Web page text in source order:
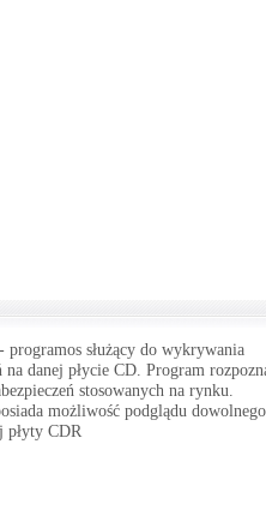
służący do wykrywania
na danej płycie CD. Program
stosowanych na rynku.
możliwość podglądu dowolnego
płyty CDR